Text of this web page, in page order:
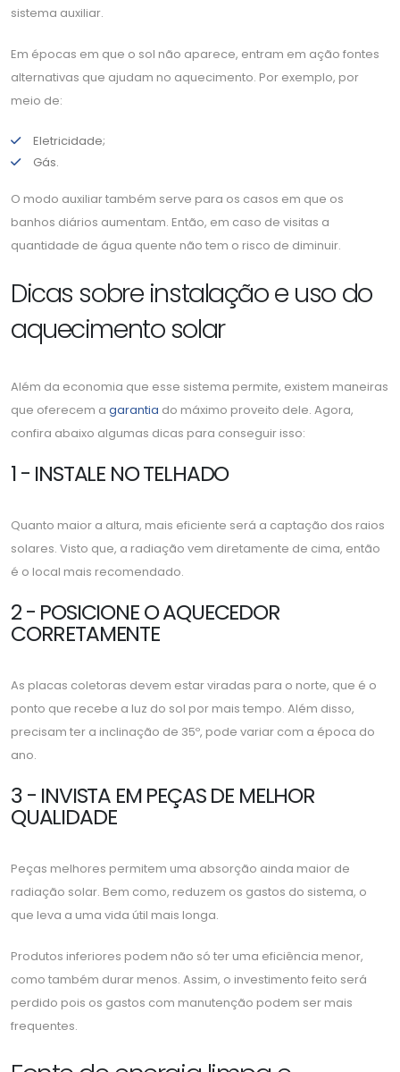
sistema auxiliar.
Em épocas em que o sol não aparece, entram em ação fontes
alternativas que ajudam no aquecimento. Por exemplo, por
meio de:
Eletricidade;
Gás.
O modo auxiliar também serve para os casos em que os
banhos diários aumentam. Então, em caso de visitas a
quantidade de água quente não tem o risco de diminuir.
Dicas sobre instalação e uso do
aquecimento solar
Além da economia que esse sistema permite, existem maneiras
que oferecem a garantia do máximo proveito dele. Agora,
confira abaixo algumas dicas para conseguir isso:
1 - INSTALE NO TELHADO
Quanto maior a altura, mais eficiente será a captação dos raios
solares. Visto que, a radiação vem diretamente de cima, então
é o local mais recomendado.
2 - POSICIONE O AQUECEDOR
CORRETAMENTE
As placas coletoras devem estar viradas para o norte, que é o
ponto que recebe a luz do sol por mais tempo. Além disso,
precisam ter a inclinação de 35º, pode variar com a época do
ano.
3 - INVISTA EM PEÇAS DE MELHOR
QUALIDADE
Peças melhores permitem uma absorção ainda maior de
radiação solar. Bem como, reduzem os gastos do sistema, o
que leva a uma vida útil mais longa.
Produtos inferiores podem não só ter uma eficiência menor,
como também durar menos. Assim, o investimento feito será
perdido pois os gastos com manutenção podem ser mais
frequentes.